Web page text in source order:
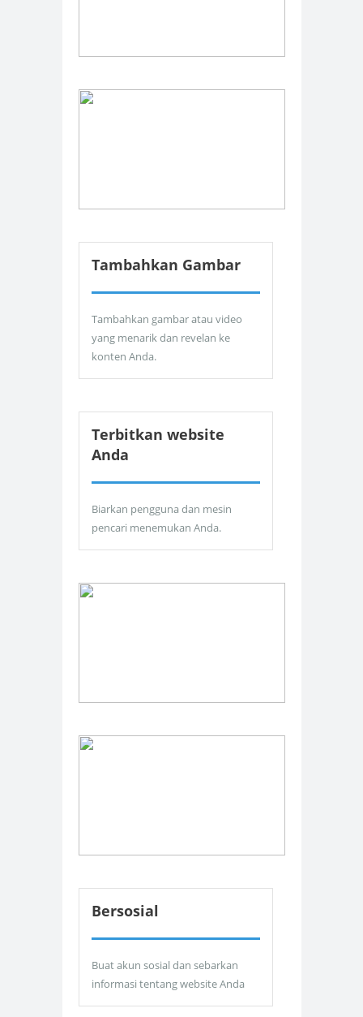
Tambahkan Gambar
Tambahkan gambar atau video
yang menarik dan revelan ke
konten Anda.
Terbitkan website
Anda
Biarkan pengguna dan mesin
pencari menemukan Anda.
Bersosial
Buat akun sosial dan sebarkan
informasi tentang website Anda